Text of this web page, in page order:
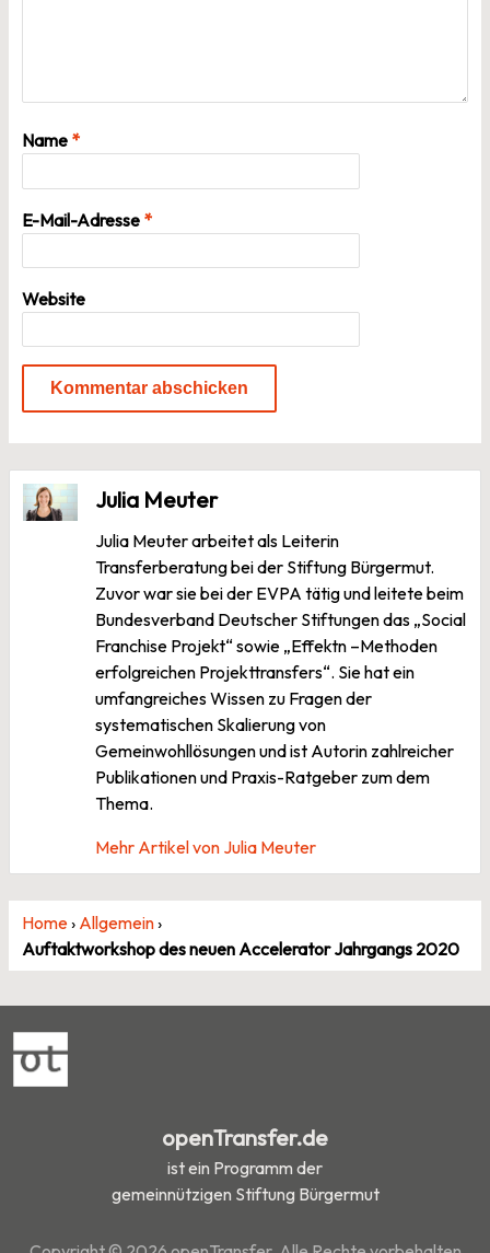
Name *
E-Mail-Adresse *
Website
Julia Meuter
Julia Meuter arbeitet als Leiterin
Transferberatung bei der Stiftung Bürgermut.
Zuvor war sie bei der EVPA tätig und leitete beim
Bundesverband Deutscher Stiftungen das „Social
Franchise Projekt“ sowie „Effektn –Methoden
erfolgreichen Projekttransfers“. Sie hat ein
umfangreiches Wissen zu Fragen der
systematischen Skalierung von
Gemeinwohllösungen und ist Autorin zahlreicher
Publikationen und Praxis-Ratgeber zum dem
Thema.
Mehr Artikel von Julia Meuter
Home› Allgemein›
Auftaktworkshop des neuen Accelerator Jahrgangs 2020
openTransfer.de
ist ein Programm der
gemeinnützigen Stiftung Bürgermut